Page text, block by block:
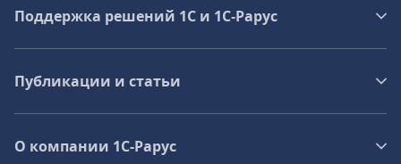
Поддержка решений 1С и 1С‑Рарус
Публикации и статьи
О компании 1C-Рарус